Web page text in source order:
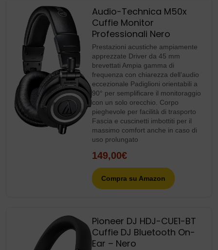
Audio-Technica M50x
Cuffie Monitor
Professionali Nero
Prestazioni acustiche ampiamente
apprezzate Driver da 45 mm
brevettati Ampia gamma di
frequenza con chiarezza dell’audio
eccezionale Padiglioni orientabili a
90° per semplificare il monitoraggio
con un solo orecchio. Corpo
pieghevole per facilità di trasporto
Fascia e cuscinetti imbottiti per il
massimo comfort anche in caso di
uso prolungato
149,00€
Compra su Amazon
Pioneer DJ HDJ-CUE1-BT
Cuffie DJ Bluetooth On-
Ear – Nero